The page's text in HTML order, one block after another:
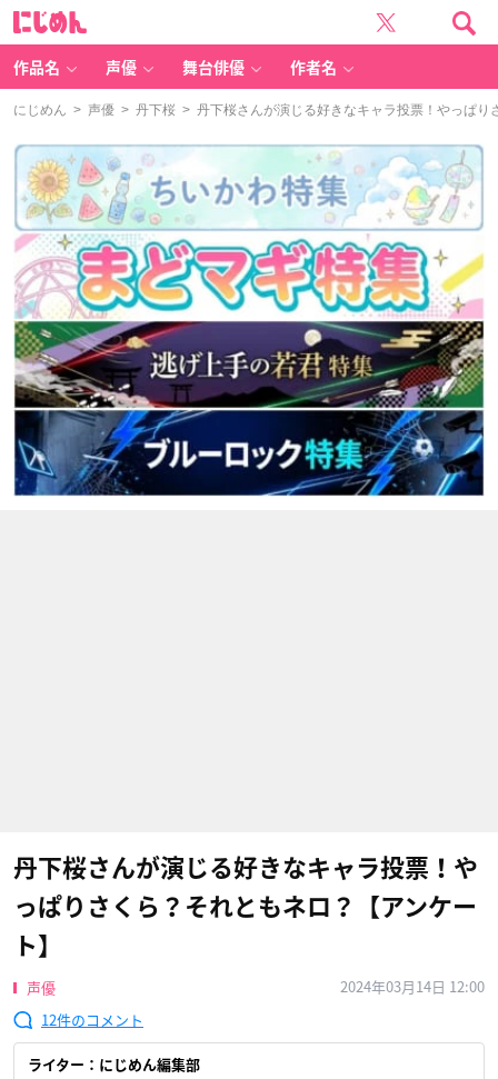
作品名 声優 舞台俳優 作者名
にじめん > 声優 > 丹下桜 > 丹下桜さんが演じる好きなキャラ投票！やっぱり
丹下桜さんが演じる好きなキャラ投票！や
っぱりさくら？それともネロ？【アンケー
ト】
声優
2024年03月14日 12:00
12
ライター：にじめん編集部